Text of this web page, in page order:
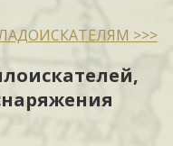
>>>